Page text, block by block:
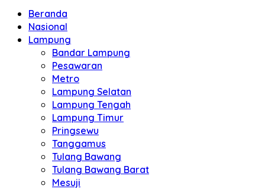
Beranda
Nasional
Lampung
Bandar Lampung
Pesawaran
Metro
Lampung Selatan
Lampung Tengah
Lampung Timur
Pringsewu
Tanggamus
Tulang Bawang
Tulang Bawang Barat
Mesuji